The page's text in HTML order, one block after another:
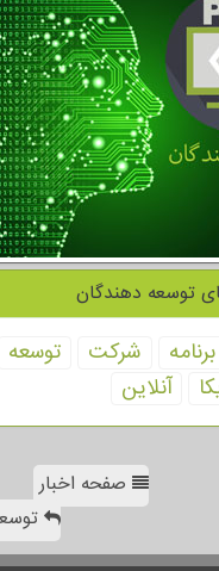
توسعه دهندگان
برنامه شركت توسعه
آنلاین
صفحه اخبار